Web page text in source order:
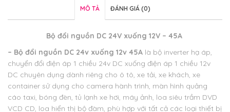
MÔ TẢ ĐÁNH GIÁ (0)
Bộ đổi nguồn DC 24V xuống 12V – 45A
– Bộ đổi nguồn DC 24v xuống 12v 45A là bộ inverter hạ áp,
chuyển đổi điện áp 1 chiều 24v DC xuống điện áp 1 chiều 12v
DC chuyên dụng dành riêng cho ô tô, xe tải, xe khách, xe
container sử dụng cho camera hành trình, màn hình quảng
cáo taxi, bóng đèn, tủ lạnh xe hơi, máy ảnh, loa siêu trầm DVD
VCD CD, loa hiển thị bộ đàm, phù hợp với tất cả các loại thiết bị